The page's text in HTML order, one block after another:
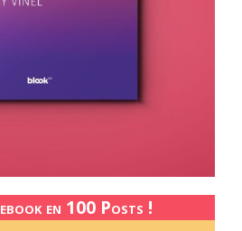
en 100 Posts !